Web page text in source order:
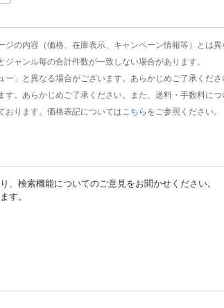
の内容（価格、在庫表示、キャンペーン情報等）とは異
ャンル毎の合計件数が一致しない場合があります。
」と異なる場合がございます。あらかじめご了承くださ
。あらかじめご了承ください。また、送料・手数料につ
ります。価格表記については こちら をご参照ください。
検索機能についてのご意見をお聞かせください。
す。